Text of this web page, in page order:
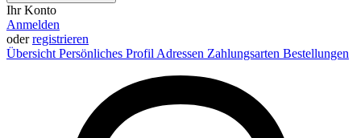
Ihr Konto
Anmelden
oderregistrieren
Übersicht Persönliches Profil Adressen Zahlungsarten Bestellungen